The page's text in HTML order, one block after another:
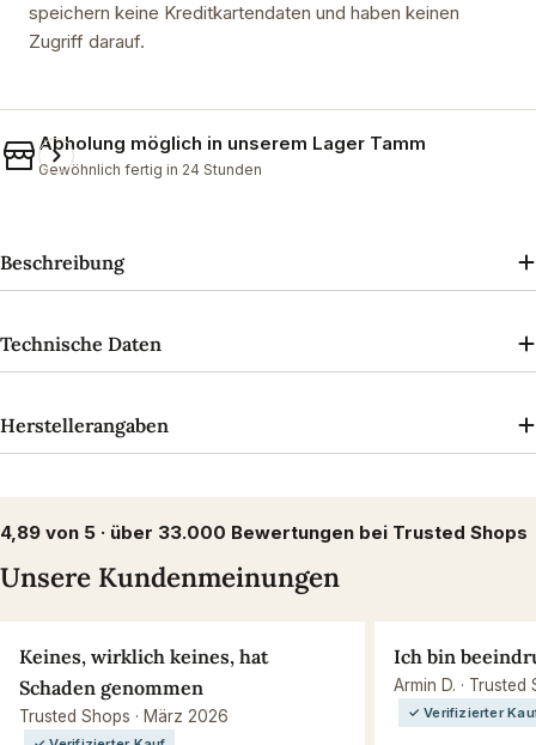
speichern keine Kreditkartendaten und haben keinen
Zugriff darauf.
Abholung möglich in unserem Lager Tamm
Gewöhnlich fertig in 24 Stunden
Beschreibung
Technische Daten
Herstellerangaben
4,89 von 5 · über 33.000 Bewertungen bei Trusted Shops
Unsere Kundenmeinungen
Keines, wirklich keines, hat
Schaden genommen
Trusted Shops · März 2026
Ich bin
Armin D. · Trusted
✓ Verifizierter